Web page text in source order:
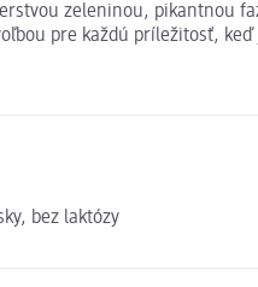
zeleninou, pikantnou
pre každú príležitosť,
bez laktózy